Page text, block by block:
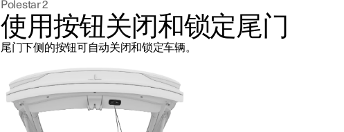
新闻
注册新闻简报
（在新窗口中打开）
Polestar 2
使用按钮关闭和锁定尾门
尾门下侧的按钮可自动关闭和锁定车辆。